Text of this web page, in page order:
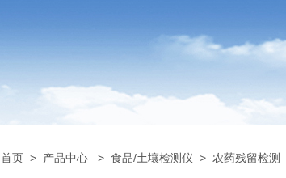
首页 > 产品中心 > 食品/土壤检测仪 > 农药残留检测